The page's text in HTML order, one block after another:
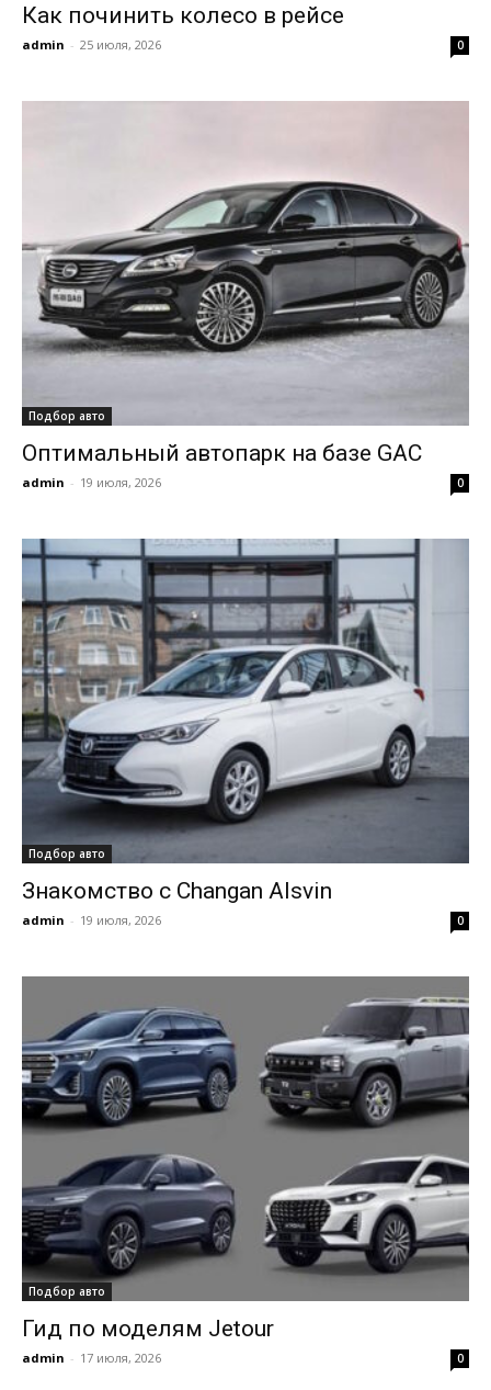
Как починить колесо в рейсе
admin - 25 июля, 2026 0
Подбор авто
Оптимальный автопарк на базе GAC
admin - 19 июля, 2026 0
Подбор авто
Знакомство с Changan Alsvin
admin - 19 июля, 2026 0
Подбор авто
Гид по моделям Jetour
admin - 17 июля, 2026 0